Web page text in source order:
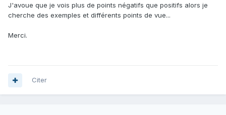
J'avoue que je vois plus de points négatifs que positifs alors je
cherche des exemples et différents points de vue...
Merci.
Citer